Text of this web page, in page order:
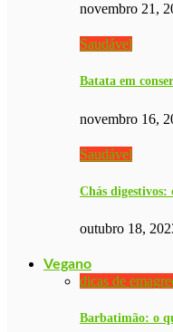
novembro 21,
Saudável
Batata em
novembro 16,
Saudável
Chás digestivos:
outubro 18,
Vegano
dicas de
Barbatimão: o